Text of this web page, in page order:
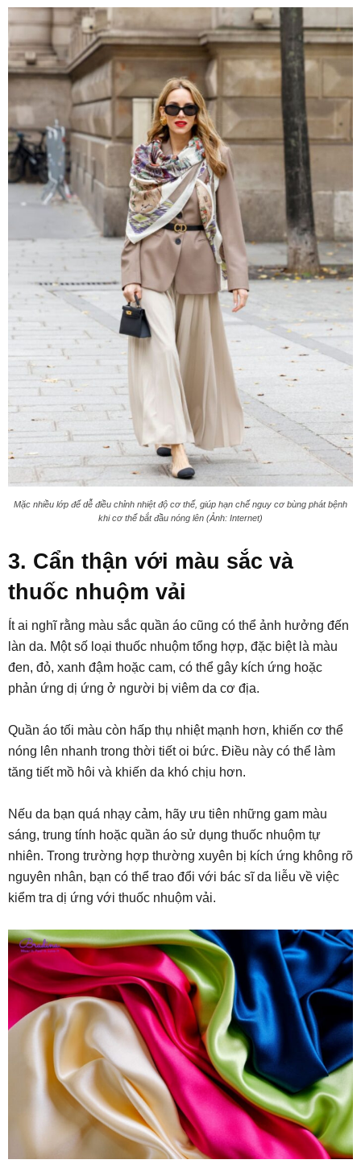
Mặc nhiều lớp để dễ điều chỉnh nhiệt độ cơ thể, giúp hạn chế nguy cơ bùng phát bệnh
khi cơ thể bắt đầu nóng lên (Ảnh: Internet)
3. Cẩn thận với màu sắc và
thuốc nhuộm vải
Ít ai nghĩ rằng màu sắc quần áo cũng có thể ảnh hưởng đến
làn da. Một số loại thuốc nhuộm tổng hợp, đặc biệt là màu
đen, đỏ, xanh đậm hoặc cam, có thể gây kích ứng hoặc
phản ứng dị ứng ở người bị viêm da cơ địa.
Quần áo tối màu còn hấp thụ nhiệt mạnh hơn, khiến cơ thể
nóng lên nhanh trong thời tiết oi bức. Điều này có thể làm
tăng tiết mồ hôi và khiến da khó chịu hơn.
Nếu da bạn quá nhạy cảm, hãy ưu tiên những gam màu
sáng, trung tính hoặc quần áo sử dụng thuốc nhuộm tự
nhiên. Trong trường hợp thường xuyên bị kích ứng không rõ
nguyên nhân, bạn có thể trao đổi với bác sĩ da liễu về việc
kiểm tra dị ứng với thuốc nhuộm vải.